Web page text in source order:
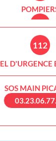
112
D'URGENCE
SOS MAIN